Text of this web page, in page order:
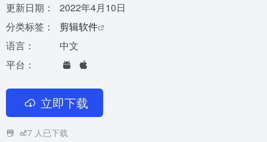
更新日期：
2022年4月10日
分类标签：
剪辑软件
语言：
中文
平台：
立即下载
7 人已下载